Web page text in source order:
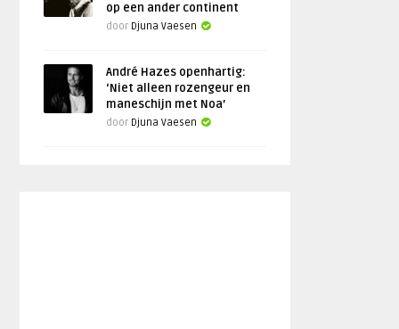
op een ander continent
door Djuna Vaesen
André Hazes openhartig:
‘Niet alleen rozengeur en
maneschijn met Noa’
door Djuna Vaesen